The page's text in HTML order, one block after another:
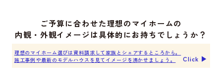
ご予算に合わせた理想のマイホームの
内観・外観イメージは具体的にお持ちでしょうか？
理想のマイホーム選びは資料請求して家族とシェアするところから。
施工事例や最新のモデルハウスを見てイメージを沸かせましょう。
Click ▶︎